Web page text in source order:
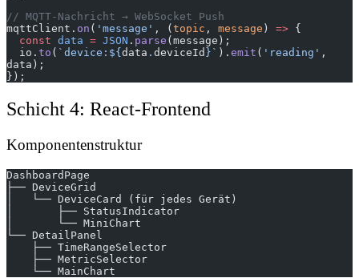
// MQTT-Nachricht → WebSocket Push
mqttClient. on ( 'message' , ( topic , message ) => {
  const
data = JSON . parse (message);
  io.
to ( `device:${ data . deviceId }` ). emit ( 'reading' ,
data);
});
Schicht 4: React-Frontend
Komponentenstruktur
DashboardPage
├── DeviceGrid
│   └── DeviceCard (für jedes Gerät)
│       ├── StatusIndicator
│       └── MiniChart
└── DetailPanel
    ├── TimeRangeSelector
    ├── MetricSelector
    └── MainChart